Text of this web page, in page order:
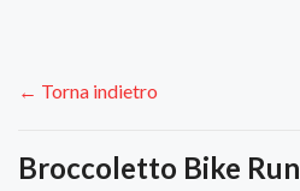
← Torna indietro
Broccoletto Bike Run